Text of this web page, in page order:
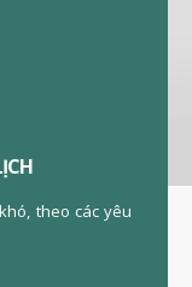
theo các yêu